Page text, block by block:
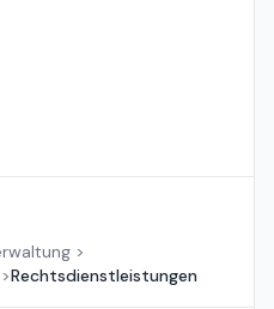
>
>Rechtsdienstleistungen